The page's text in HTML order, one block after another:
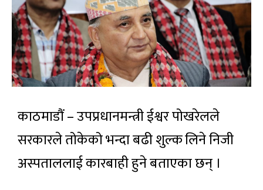
काठमाडौं – उपप्रधानमन्त्री ईश्वर पोखरेलले
सरकारले तोकेको भन्दा बढी शुल्क लिने निजी
अस्पताललाई कारबाही हुने बताएका छन् ।